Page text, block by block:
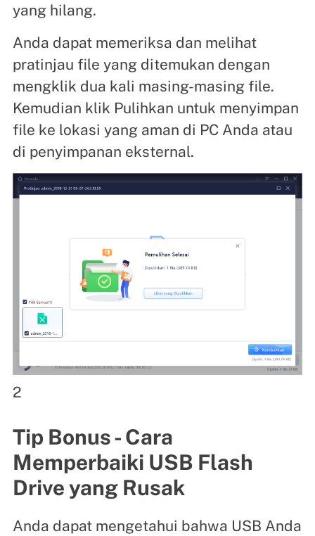
yang hilang.
Anda dapat memeriksa dan melihat
pratinjau file yang ditemukan dengan
mengklik dua kali masing-masing file.
Kemudian klik Pulihkan untuk menyimpan
file ke lokasi yang aman di PC Anda atau
di penyimpanan eksternal.
2
Tip Bonus - Cara
Memperbaiki USB Flash
Drive yang Rusak
Anda dapat mengetahui bahwa USB Anda